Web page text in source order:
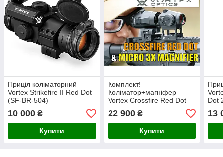
Приціл коліматорний
Vortex Strikefire II Red Dot
(SF-BR-504)
10 000 ₴
Купити
Комплект!
Коліматор+магніфер
Vortex Crossfire Red Dot
2MOA с магніфером
Vortex Мiсrо 3х
22 900₴
Купити
Dot
13